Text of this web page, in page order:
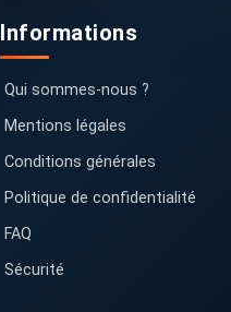
Informations
Qui sommes-nous ?
Mentions légales
Conditions générales
Politique de confidentialité
FAQ
Sécurité